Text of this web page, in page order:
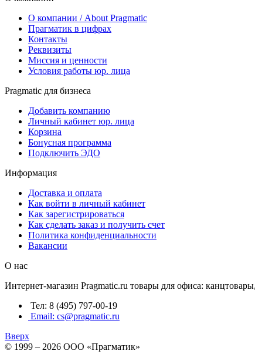
О компании / About Pragmatic
Прагматик в цифрах
Контакты
Реквизиты
Миссия и ценности
Условия работы юр. лица
Pragmatic для бизнеса
Добавить компанию
Личный кабинет юр. лица
Корзина
Бонусная программа
Подключить ЭДО
Информация
Доставка и оплата
Как войти в личный кабинет
Как зарегистрироваться
Как сделать заказ и получить счет
Политика конфиденциальности
Вакансии
О нас
Интернет-магазин Pragmatic.ru товары для офиса:
Тел: 8 (495) 797-00-19
Email: cs@pragmatic.ru
Вверх
© 1999 – 2026 ООО «Прагматик»